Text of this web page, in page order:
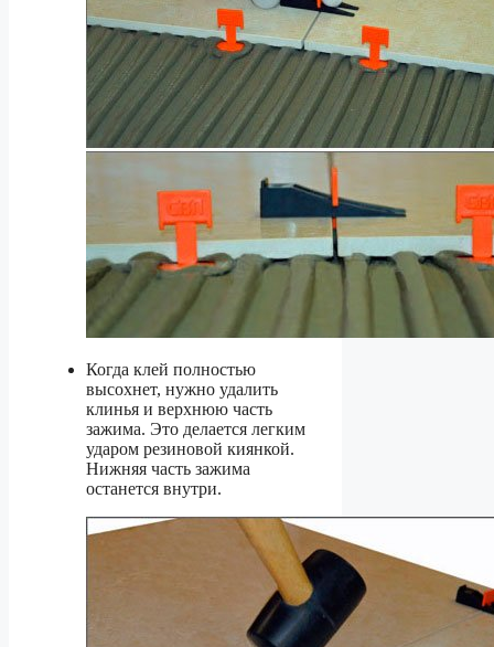
Когда клей полностью
высохнет, нужно удалить
клинья и верхнюю часть
зажима. Это делается легким
ударом резиновой киянкой.
Нижняя часть зажима
останется внутри.